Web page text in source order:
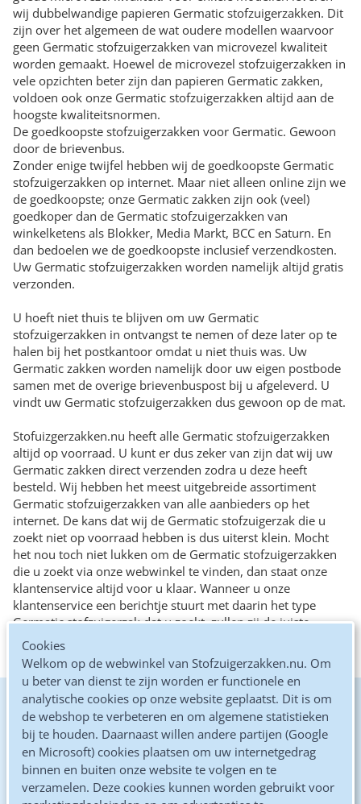
wij dubbelwandige papieren Germatic stofzuigerzakken. Dit
zijn over het algemeen de wat oudere modellen waarvoor
geen Germatic stofzuigerzakken van microvezel kwaliteit
worden gemaakt. Hoewel de microvezel stofzuigerzakken in
vele opzichten beter zijn dan papieren Germatic zakken,
voldoen ook onze Germatic stofzuigerzakken altijd aan de
hoogste kwaliteitsnormen.
De goedkoopste stofzuigerzakken voor Germatic. Gewoon
door de brievenbus.
Zonder enige twijfel hebben wij de goedkoopste Germatic
stofzuigerzakken op internet. Maar niet alleen online zijn we
de goedkoopste; onze Germatic zakken zijn ook (veel)
goedkoper dan de Germatic stofzuigerzakken van
winkelketens als Blokker, Media Markt, BCC en Saturn. En
dan bedoelen we de goedkoopste inclusief verzendkosten.
Uw Germatic stofzuigerzakken worden namelijk altijd gratis
verzonden.
U hoeft niet thuis te blijven om uw Germatic
stofzuigerzakken in ontvangst te nemen of deze later op te
halen bij het postkantoor omdat u niet thuis was. Uw
Germatic zakken worden namelijk door uw eigen postbode
samen met de overige brievenbuspost bij u afgeleverd. U
vindt uw Germatic stofzuigerzakken dus gewoon op de mat.
Stofuizgerzakken.nu heeft alle Germatic stofzuigerzakken
altijd op voorraad. U kunt er dus zeker van zijn dat wij uw
Germatic zakken direct verzenden zodra u deze heeft
besteld. Wij hebben het meest uitgebreide assortiment
Germatic stofzuigerzakken van alle aanbieders op het
internet. De kans dat wij de Germatic stofzuigerzak die u
zoekt niet op voorraad hebben is dus uiterst klein. Mocht
het nou toch niet lukken om de Germatic stofzuigerzakken
die u zoekt via onze webwinkel te vinden, dan staat onze
klantenservice altijd voor u klaar. Wanneer u onze
klantenservice een berichtje stuurt met daarin het type
Germatic stofzuigerzak dat u zoekt, zullen zij de juiste
Germatic stofzuigerzakken voor u opzoeken en deze (na uw
akkoord) aan u toesturen.
De goedkoopste online
Kwaliteits microvezel zakken
Altijd gratis verzonden
Cookies
Welkom op de webwinkel van Stofzuigerzakken.nu. Om
u beter van dienst te zijn worden er functionele en
analytische cookies op onze website geplaatst. Dit is om
de webshop te verbeteren en om algemene statistieken
bij te houden. Daarnaast willen andere partijen (Google
en Microsoft) cookies plaatsen om uw internetgedrag
binnen en buiten onze website te volgen en te
verzamelen. Deze cookies kunnen worden gebruikt voor